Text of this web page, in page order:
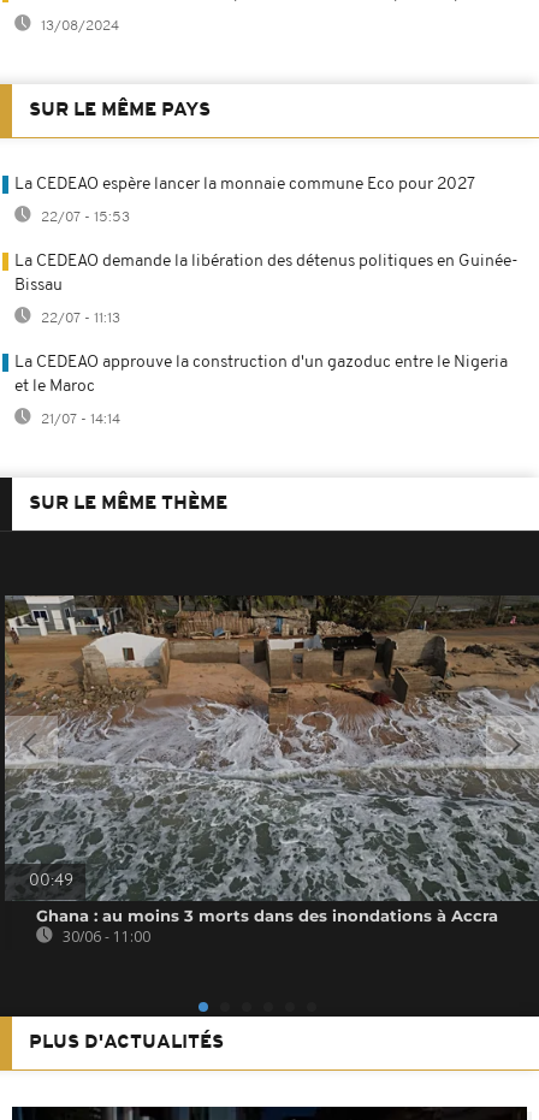
13/08/2024
SUR LE MÊME PAYS
La CEDEAO espère lancer la monnaie commune Eco pour 2027
22/07 - 15:53
La CEDEAO demande la libération des détenus politiques en Guinée-
Bissau
22/07 - 11:13
La CEDEAO approuve la construction d'un gazoduc entre le Nigeria
et le Maroc
21/07 - 14:14
SUR LE MÊME THÈME
00:49
Ghana : au moins 3 morts dans des inondations à Accra
30/06 - 11:00
PLUS D'ACTUALITÉS